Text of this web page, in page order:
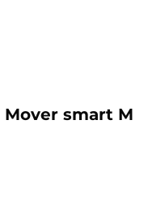
smart M